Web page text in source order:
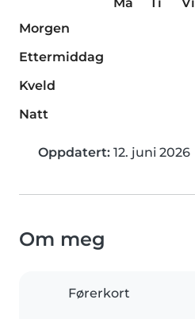
Morgen
Ettermiddag
Kveld
Natt
Oppdatert: 12. juni 2026
Om meg
Førerkort